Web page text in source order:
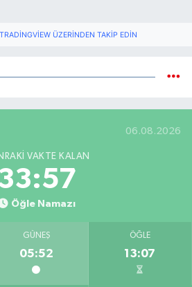
ÜZERINDEN TAKIP EDIN
06.08.2026
VAKTE KALAN
Öğle Namazı
GÜNEŞ
05:52
ÖĞLE
13:07